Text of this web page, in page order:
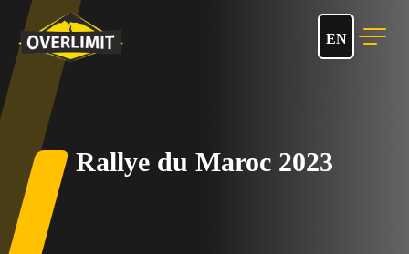
EN
Rallye du Maroc 2023